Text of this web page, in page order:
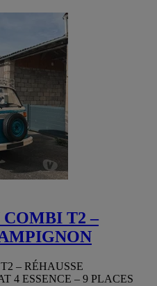
T2 –
– RÉHAUSSE
4 ESSENCE – 9 PLACES